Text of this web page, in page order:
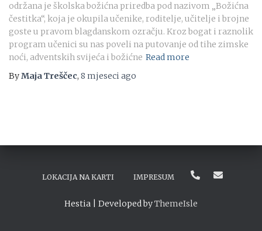
održana je školska božićna priredba pod nazivom „Božićna
čestitka“, koja je okupila učenike, roditelje, učitelje i brojne
goste u pravom blagdanskom ozračju. Kroz bogat i raznolik
program učenici su nas poveli na putovanje od tihe zimske
noći, adventskih svijeća i božićne Read more
ByMaja Treščec, 8 mjeseciago
LOKACIJA NA KARTI IMPRESUM
Hestia | Developed byThemeIsle